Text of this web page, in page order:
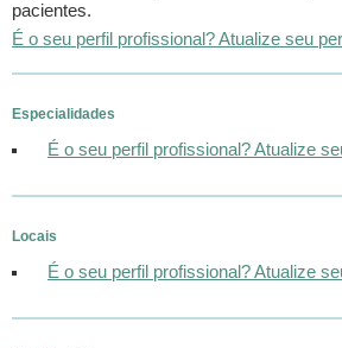
pacientes.
É o seu perfil profissional? Atualize seu
Especialidades
É o seu perfil profissional? Atualize
Locais
É o seu perfil profissional? Atualize